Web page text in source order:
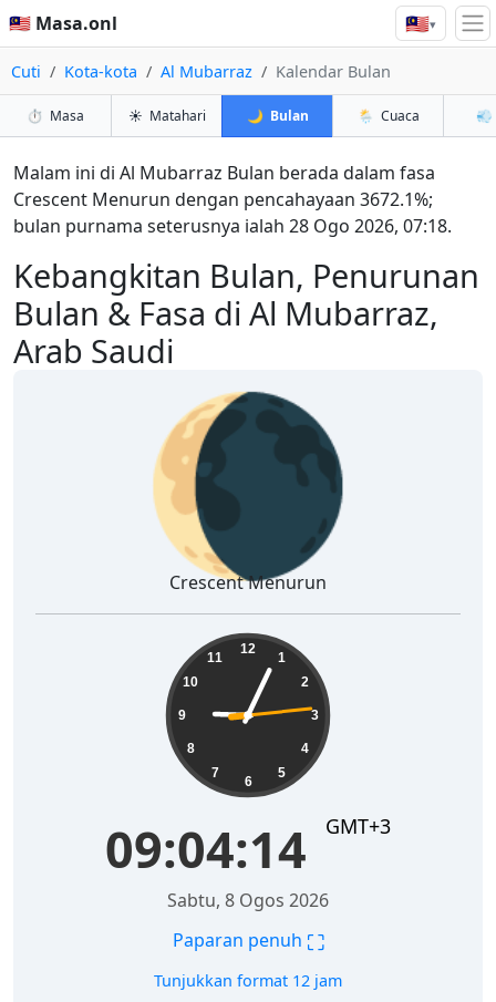
🇲🇾 Masa.onl 🇲🇾▾
Cuti Kota-kota Al Mubarraz Kalendar Bulan
⏱️ Masa ☀️ Matahari 🌙 Bulan 🌦️ Cuaca 💨
Kebangkitan Bulan, Penurunan
Bulan & Fasa di Al Mubarraz,
Arab Saudi
Malam ini di Al Mubarraz Bulan berada dalam fasa
Crescent Menurun dengan pencahayaan 3672.1%;
bulan purnama seterusnya ialah 28 Ogo 2026, 07:18.
🌘
Crescent Menurun
12
1
2
3
4
5
6
7
8
9
10
11
09:04:15 GMT+3
Sabtu, 8 Ogos 2026
Paparan penuh ⛶
Tunjukkan format 12 jam